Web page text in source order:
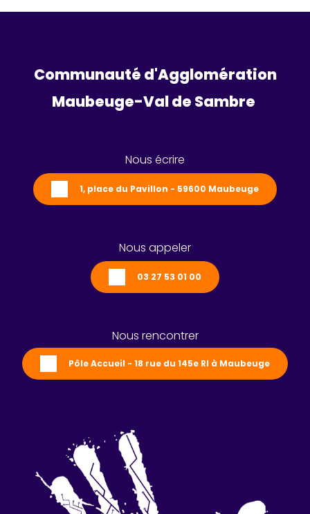
Communauté d'Agglomération
Maubeuge-Val de Sambre
Nous écrire
1, place du Pavillon - 59600 Maubeuge
Nous appeler
03 27 53 01 00
Nous rencontrer
Pôle Accueil - 18 rue du 145e RI à Maubeuge